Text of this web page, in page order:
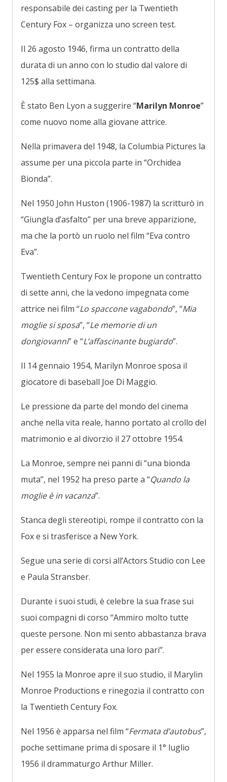
responsabile dei casting per la Twentieth
Century Fox – organizza uno screen test.
Il 26 agosto 1946, firma un contratto della
durata di un anno con lo studio dal valore di
125$ alla settimana.
È stato Ben Lyon a suggerire “Marilyn Monroe”
come nuovo nome alla giovane attrice.
Nella primavera del 1948, la Columbia Pictures la
assume per una piccola parte in “Orchidea
Bionda”.
Nel 1950 John Huston (1906-1987) la scritturò in
“Giungla d’asfalto” per una breve apparizione,
ma che la portò un ruolo nel film “Eva contro
Eva”.
Twentieth Century Fox le propone un contratto
di sette anni, che la vedono impegnata come
attrice nei film “Lo spaccone vagabondo”, “Mia
moglie si sposa”, “Le memorie di un
dongiovanni” e “L’affascinante bugiardo”.
Il 14 gennaio 1954, Marilyn Monroe sposa il
giocatore di baseball Joe Di Maggio.
Le pressione da parte del mondo del cinema
anche nella vita reale, hanno portato al crollo del
matrimonio e al divorzio il 27 ottobre 1954.
La Monroe, sempre nei panni di “una bionda
muta”, nel 1952 ha preso parte a “Quando la
moglie è in vacanza”.
Stanca degli stereotipi, rompe il contratto con la
Fox e si trasferisce a New York.
Segue una serie di corsi all’Actors Studio con Lee
e Paula Stransber.
Durante i suoi studi, è celebre la sua frase sui
suoi compagni di corso “Ammiro molto tutte
queste persone. Non mi sento abbastanza brava
per essere considerata una loro pari”.
Nel 1955 la Monroe apre il suo studio, il Marylin
Monroe Productions e rinegozia il contratto con
la Twentieth Century Fox.
Nel 1956 è apparsa nel film “Fermata d’autobus”,
poche settimane prima di sposare il 1° luglio
1956 il drammaturgo Arthur Miller.